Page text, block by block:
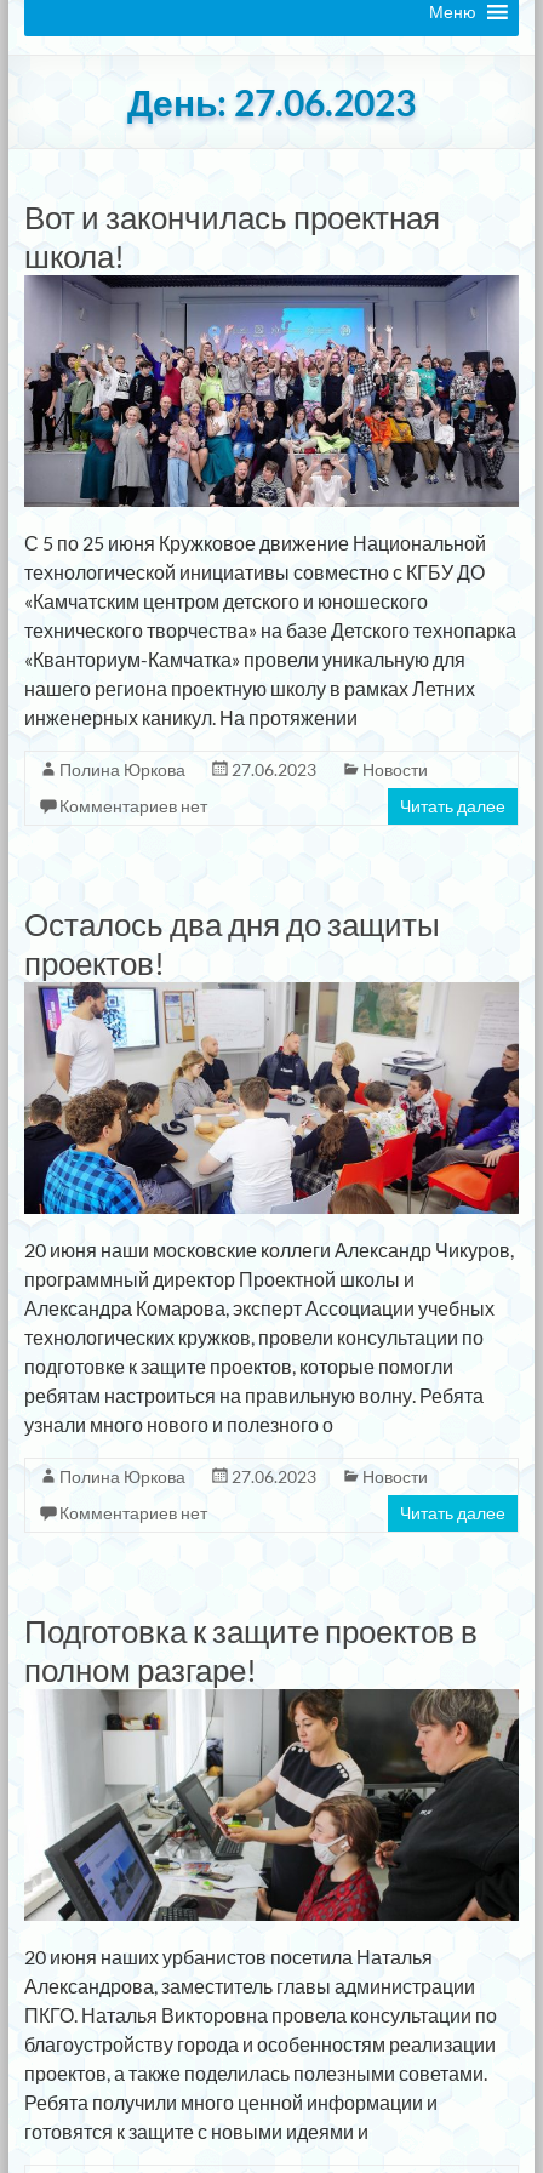
Меню
День: 27.06.2023
Вот и закончилась проектная
школа!
С 5 по 25 июня Кружковое движение Национальной
технологической инициативы совместно с КГБУ ДО
«Камчатским центром детского и юношеского
технического творчества» на базе Детского технопарка
«Кванториум-Камчатка» провели уникальную для
нашего региона проектную школу в рамках Летних
инженерных каникул. На протяжении
Полина Юркова 27.06.2023
Новости
Комментариев нет
Читать далее
Осталось два дня до защиты
проектов!
20 июня наши московские коллеги Александр Чикуров,
программный директор Проектной школы и
Александра Комарова, эксперт Ассоциации учебных
технологических кружков, провели консультации по
подготовке к защите проектов, которые помогли
ребятам настроиться на правильную волну. Ребята
узнали много нового и полезного о
Полина Юркова 27.06.2023
Новости
Комментариев нет
Читать далее
Подготовка к защите проектов в
полном разгаре!
20 июня наших урбанистов посетила Наталья
Александрова, заместитель главы администрации
ПКГО. Наталья Викторовна провела консультации по
благоустройству города и особенностям реализации
проектов, а также поделилась полезными советами.
Ребята получили много ценной информации и
готовятся к защите с новыми идеями и